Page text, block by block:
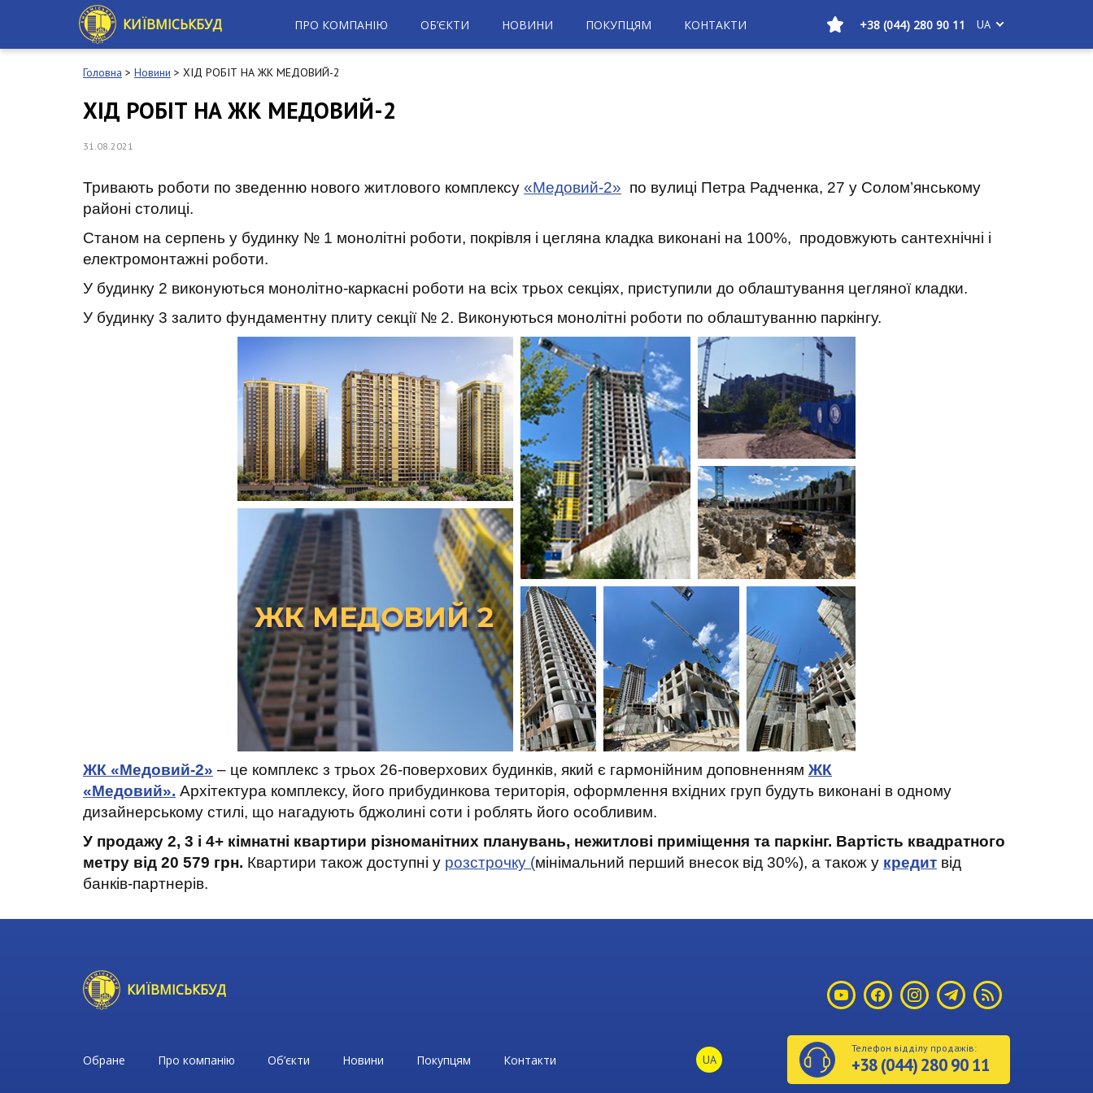
p
КИЇВМІСЬКБУД ПРО КОМПАНІЮ ОБ’ЄКТИ НОВИНИ ПОКУПЦЯМ КОНТАКТИ +38 (044) 280 90 11 UA
Головна > Новини > ХІД РОБІТ НА ЖК МЕДОВИЙ-2
ХІД РОБІТ НА ЖК МЕДОВИЙ-2
31.08.2021
Тривають роботи по зведенню нового житлового комплексу «Медовий-2» по вулиці Петра Радченка, 27 у Солом’янському
районі столиці.
Станом на серпень у будинку № 1 монолітні роботи, покрівля і цегляна кладка виконані на 100%, продовжують сантехнічні і
електромонтажні роботи.
У будинку 2 виконуються монолітно-каркасні роботи на всіх трьох секціях, приступили до облаштування цегляної кладки.
У будинку 3 залито фундаментну плиту секції № 2. Виконуються монолітні роботи по облаштуванню паркінгу.
ЖК «Медовий-2» – це комплекс з трьох 26-поверхових будинків, який є гармонійним доповненням ЖК
«Медовий». Архітектура комплексу, його прибудинкова територія, оформлення вхідних груп будуть виконані в одному
дизайнерському стилі, що нагадують бджолині соти і роблять його особливим.
У продажу 2, 3 і 4+ кімнатні квартири різноманітних планувань, нежитлові приміщення та паркінг. Вартість квадратного
метру від 20 579 грн. Квартири також доступні у розстрочку (мінімальний перший внесок від 30%), а також у кредит від
банків-партнерів.
КИЇВМІСЬКБУД
Обране Про компанію Об’єкти Новини Покупцям Контакти UA
Телефон відділу продажів:
+38(044)280 90 11